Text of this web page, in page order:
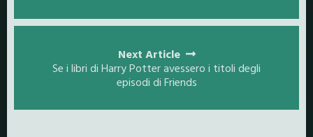
Next Article
Se i libri di Harry Potter avessero i titoli degli
episodi di Friends